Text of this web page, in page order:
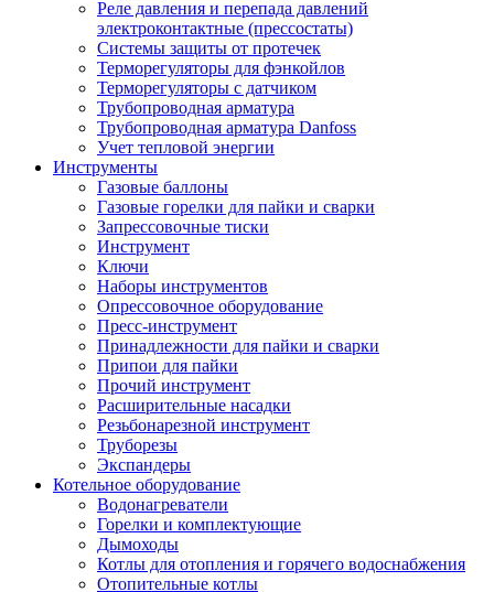
Реле давления и перепада давлений
электроконтактные (прессостаты)
Системы защиты от протечек
Терморегуляторы для фэнкойлов
Терморегуляторы с датчиком
Трубопроводная арматура
Трубопроводная арматура Danfoss
Учет тепловой энергии
Инструменты
Газовые баллоны
Газовые горелки для пайки и сварки
Запрессовочные тиски
Инструмент
Ключи
Наборы инструментов
Опрессовочное оборудование
Пресс-инструмент
Принадлежности для пайки и сварки
Припои для пайки
Прочий инструмент
Расширительные насадки
Резьбонарезной инструмент
Труборезы
Экспандеры
Котельное оборудование
Водонагреватели
Горелки и комплектующие
Дымоходы
Котлы для отопления и горячего водоснабжения
Отопительные котлы